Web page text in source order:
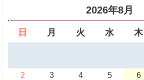
2026年8月
日 月 火 水 木
2 3 4 5 6